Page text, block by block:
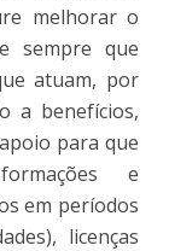
melhorar o
sempre que
atuam, por
a benefícios,
para que
e
em períodos
licenças